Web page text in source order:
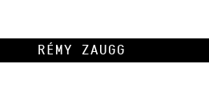
Rémy Zaugg